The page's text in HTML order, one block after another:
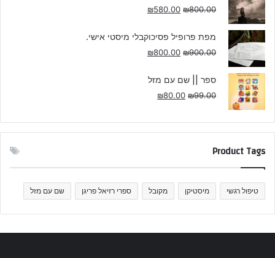
₪800.00
₪580.00
מפת פרופיל פסיכוקבלי מיסטי אישי.
₪900.00
₪800.00
ספר || שם עם מזל
₪99.00
₪80.00
Product Tags
טיפול רגשי מיסטיקן מקובל ספרי רזיאל פריגן שם עם מזל